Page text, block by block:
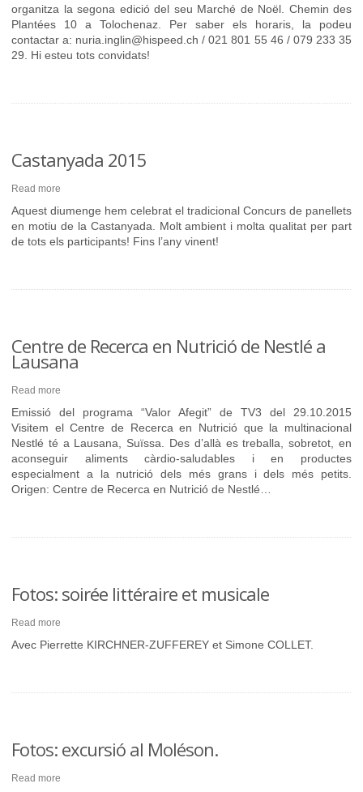
organitza la segona edició del seu Marché de Noël. Chemin des
Plantées 10 a Tolochenaz. Per saber els horaris, la podeu
contactar a: nuria.inglin@hispeed.ch / 021 801 55 46 / 079 233 35
29. Hi esteu tots convidats!
Castanyada 2015
Read more
Aquest diumenge hem celebrat el tradicional Concurs de panellets
en motiu de la Castanyada. Molt ambient i molta qualitat per part
de tots els participants! Fins l’any vinent!
Centre de Recerca en Nutrició de Nestlé a
Lausana
Read more
Emissió del programa “Valor Afegit” de TV3 del 29.10.2015
Visitem el Centre de Recerca en Nutrició que la multinacional
Nestlé té a Lausana, Suïssa. Des d’allà es treballa, sobretot, en
aconseguir aliments càrdio-saludables i en productes
especialment a la nutrició dels més grans i dels més petits.
Origen: Centre de Recerca en Nutrició de Nestlé…
Fotos: soirée littéraire et musicale
Read more
Avec Pierrette KIRCHNER-ZUFFEREY et Simone COLLET.
Fotos: excursió al Moléson.
Read more